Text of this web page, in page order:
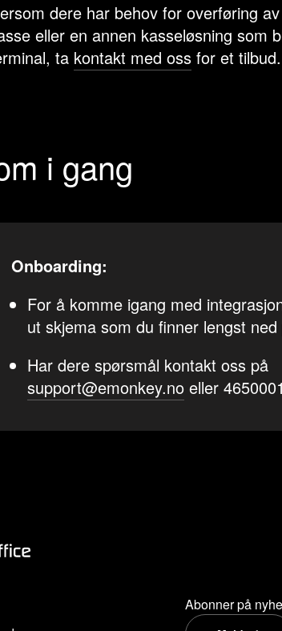
dere har behov for overføring
eller en annen kasseløsning som
ta kontakt med oss for et tilbud.
i gang
Onboarding:
For å komme igang med
ut skjema som du finner lengst ned
Har dere spørsmål kontakt oss på
support@emonkey.no eller
Abonner på